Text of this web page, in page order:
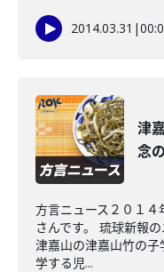
2014.03.31 |
津
念
方言ニュース２０１
さんです。 琉球新報
津嘉山の津嘉山竹の
学する児...